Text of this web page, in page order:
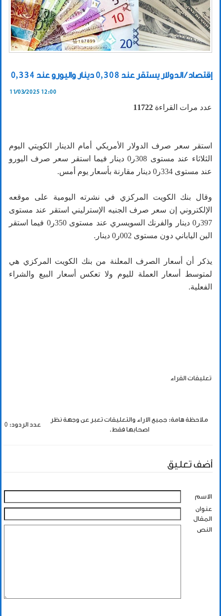
إقتصاد / الدولار يستقر عند 0,308 دينار واليورو عند 0,334
11/03/2025 12:00
عدد مرات القراءة 11722
استقر سعر صرف الدولار الأمريكي أمام الدينار الكويتي اليوم
الثلاثاء عند مستوى 308ر0 دينار فيما استقر سعر صرف اليورو
عند مستوى 334ر0 دينار مقارنة بأسعار يوم أمس.
وقال بنك الكويت المركزي في نشرته اليومية على موقعه
الإلكتروني إن سعر صرف الجنيه الإسترليني استقر عند مستوى
397ر0 دينار والفرنك السويسري عند مستوى 350ر0 فيما استقر
الين الياباني دون مستوى 002ر0 دينار.
يذكر أن أسعار الصرف المعلنة من بنك الكويت المركزي هي
لمتوسط أسعار العملة لليوم ولا تعكس أسعار البيع والشراء
الفعلية.
تعليقات القراء
ملاحظة هامة: جميع الاراء والتعليقات تعبر عن وجهة نظر
اصحابها فقط.
عدد الردود: 0
أضف تعليق
الاسم
عنوان
المقال
النص